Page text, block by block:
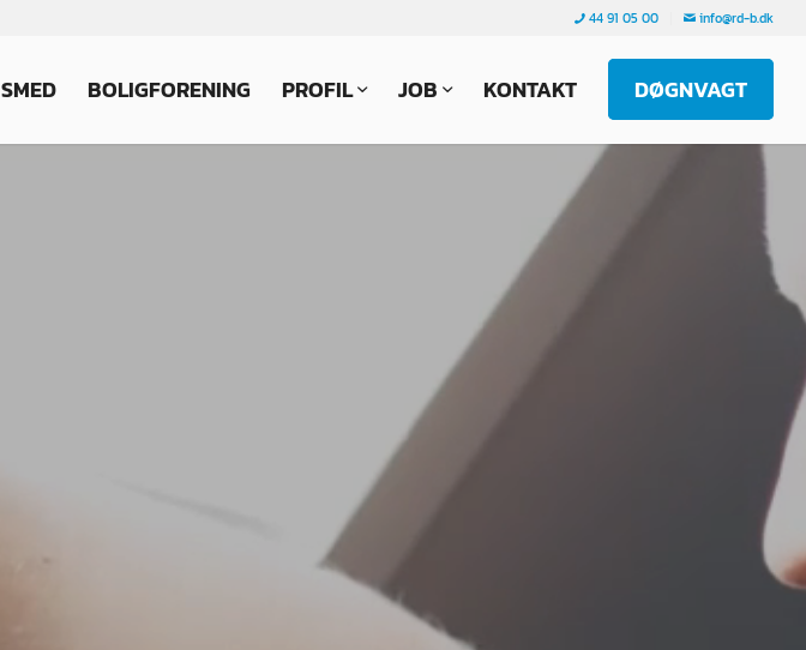
44 91 05 00 info@rd-b.dk
SMED BOLIGFORENING PROFIL JOB KONTAKT DØGNVAGT